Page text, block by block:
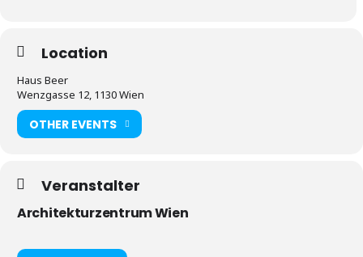
Location
Haus Beer
Wenzgasse 12, 1130 Wien
OTHER EVENTS
Veranstalter
Architekturzentrum Wien